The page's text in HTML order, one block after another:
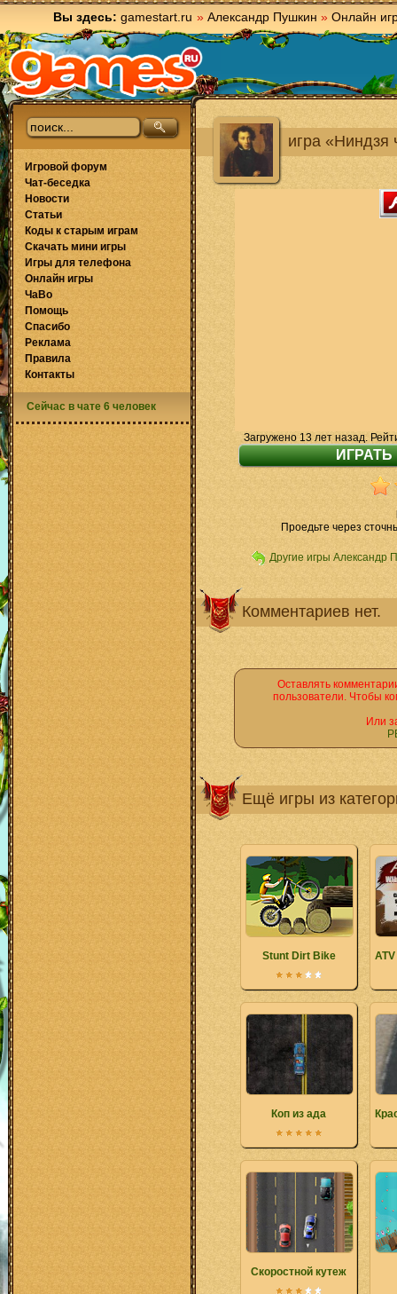
Вы здесь: gamestart.ru » Александр Пушкин » Онлайн
игра «Ниндзя
Загружено 13 лет назад.
Проедьте через
Другие игры Александр
Комментариев нет.
Оставлять
пользователи. Чтобы
Или
Ещё игры из
Stunt Dirt Bike
Коп из ада
Скоростной кутеж
Игровой форум
Чат-беседка
Новости
Статьи
Коды к старым играм
Скачать мини игры
Игры для телефона
Онлайн игры
ЧаВо
Помощь
Спасибо
Реклама
Правила
Контакты
Сейчас в чате 6 человек